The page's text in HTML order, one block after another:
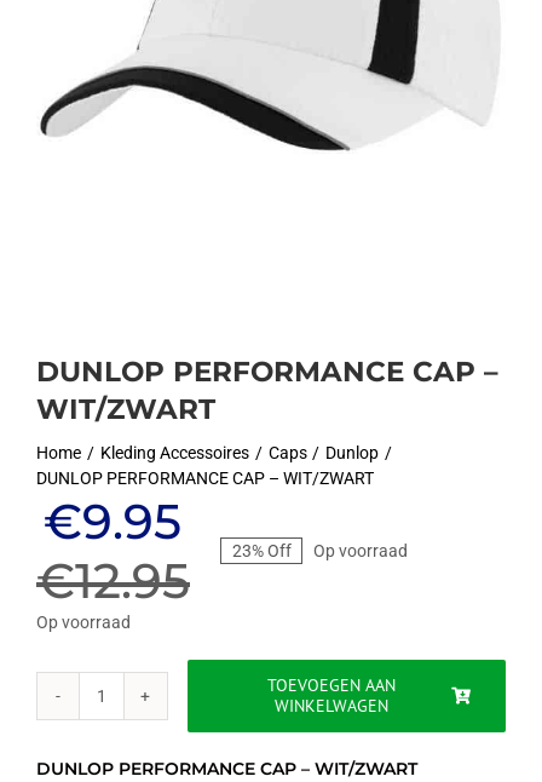
DUNLOP PERFORMANCE CAP –
WIT/ZWART
Home Kleding Accessoires Caps
Dunlop
DUNLOP PERFORMANCE CAP – WIT/ZWART
€12.95
Oorspronkelijke
prijs
was:
€12.95.
€9.95
Huidige
prijs
is:
€9.95.
23% Off Op voorraad
Op voorraad
DUNLOP
PERFORMANCE
TOEVOEGEN AAN
WINKELWAGEN
DUNLOP PERFORMANCE CAP – WIT/ZWART